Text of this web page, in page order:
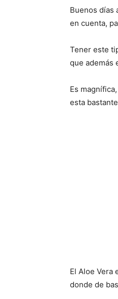
Buenos días
en cuenta,
Tener este
que además
Es
esta
El Aloe Vera
donde de